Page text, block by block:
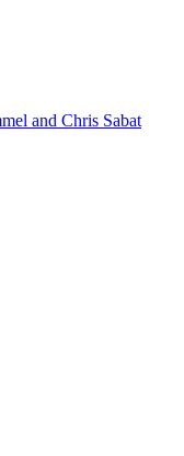
and Chris Sabat